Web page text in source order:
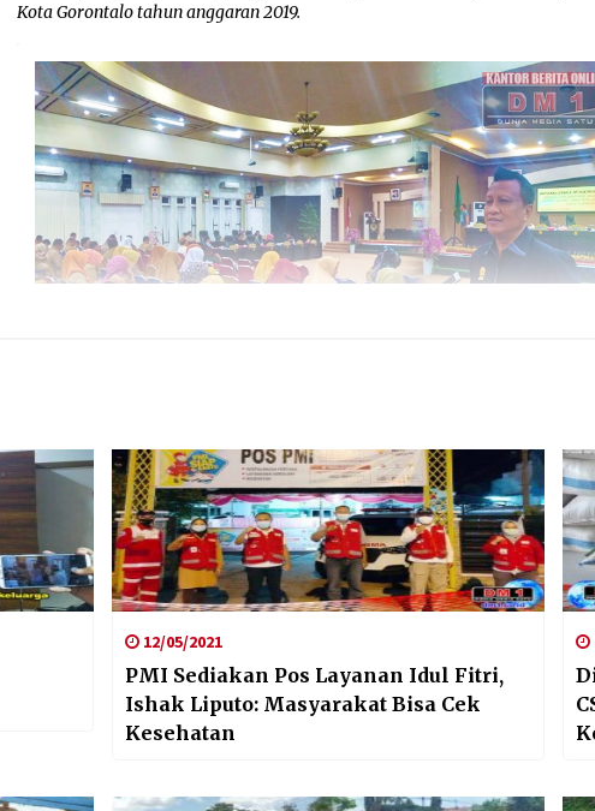
Kota Gorontalo tahun anggaran 2019.
12/05/2021
PMI Sediakan Pos Layanan Idul Fitri,
Ishak Liputo: Masyarakat Bisa Cek
Kesehatan